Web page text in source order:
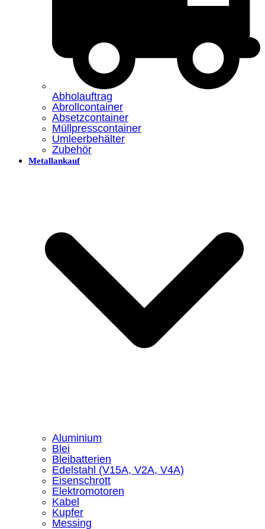
Abholauftrag
Abrollcontainer
Absetzcontainer
Müllpresscontainer
Umleerbehälter
Zubehör
Metallankauf
Aluminium
Blei
Bleibatterien
Edelstahl (V15A, V2A, V4A)
Eisenschrott
Elektromotoren
Kabel
Kupfer
Messing